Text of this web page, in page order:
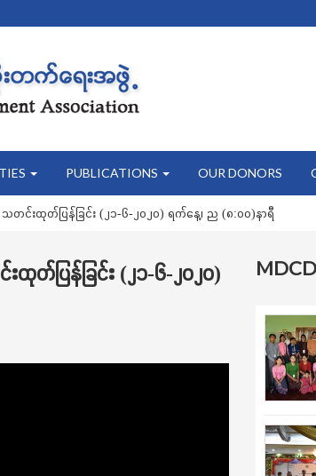
PUBLICATIONS OUR DONORS
င်းထုတ်ပြန်ခြင်း (၂၁-၆-၂၀၂၀) ရက်နေ့၊ ည (၈:၀၀)နာရီ
တ်ပြန်ခြင်း (၂၁-၆-၂၀၂၀)